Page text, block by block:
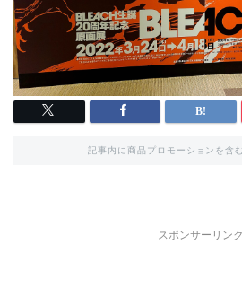
記事内に商品プロモーションを含
スポンサーリンク